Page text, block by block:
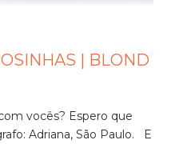
| BLOND
vocês? Espero que
Adriana, São Paulo. E